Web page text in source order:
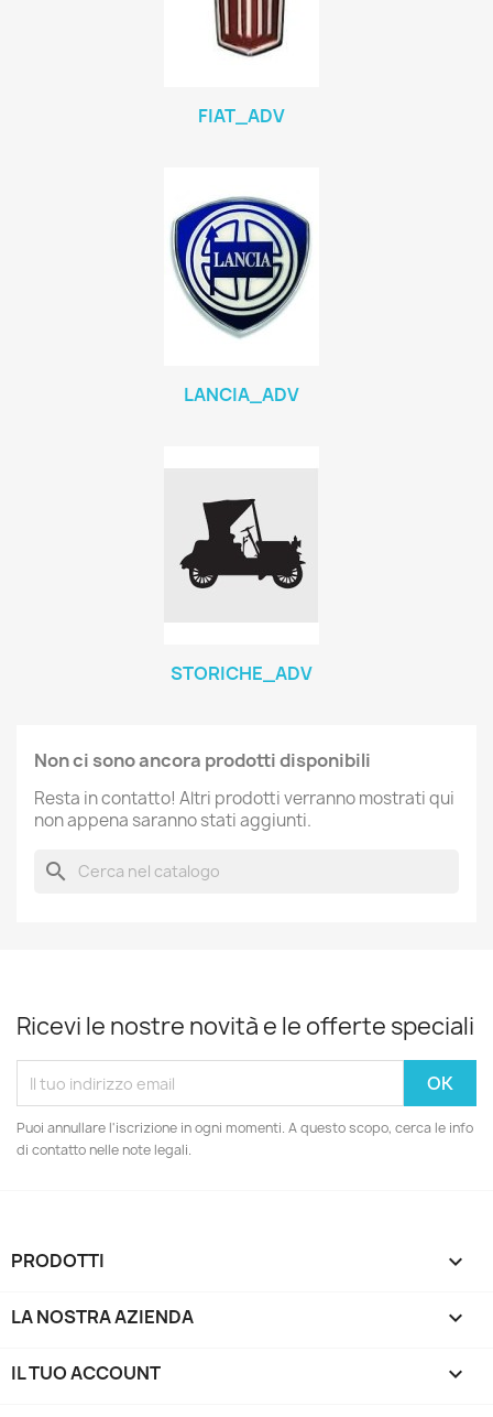
FIAT_ADV
LANCIA_ADV
STORICHE_ADV
Non ci sono ancora prodotti disponibili
Resta in contatto! Altri prodotti verranno mostrati qui
non appena saranno stati aggiunti.
search
Ricevi le nostre novità e le offerte speciali
Puoi annullare l'iscrizione in ogni momenti. A questo scopo, cerca le info
di contatto nelle note legali.
PRODOTTI 
LA NOSTRA AZIENDA 
IL TUO ACCOUNT 